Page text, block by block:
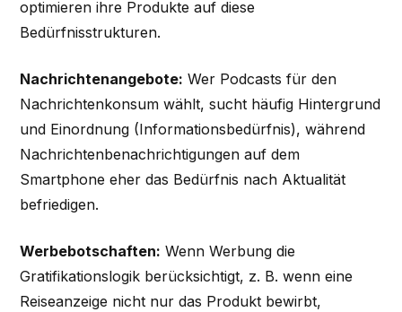
optimieren ihre Produkte auf diese
Bedürfnisstrukturen.
Nachrichtenangebote: Wer Podcasts für den
Nachrichtenkonsum wählt, sucht häufig Hintergrund
und Einordnung (Informationsbedürfnis), während
Nachrichtenbenachrichtigungen auf dem
Smartphone eher das Bedürfnis nach Aktualität
befriedigen.
Werbebotschaften: Wenn Werbung die
Gratifikationslogik berücksichtigt, z. B. wenn eine
Reiseanzeige nicht nur das Produkt bewirbt,